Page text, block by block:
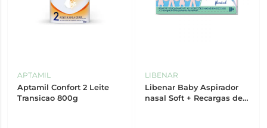
APTAMIL
Aptamil Confort 2 Leite
Transicao 800g
LIBENAR
Libenar Baby Aspirador
nasal Soft + Recargas de